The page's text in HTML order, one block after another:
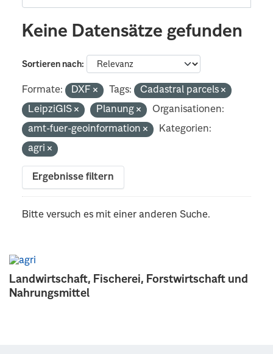
Landwirtschaft, Fischerei, Forstwirtschaft und
Nahrungsmittel
Keine Datensätze gefunden
Sortieren nach
Formate: DXF Tags:
Cadastral parcels
LeipziGIS
Planung
Organisationen:
amt-fuer-geoinformation
Kategorien:
agri
Ergebnisse filtern
Bitte versuch es mit einer anderen Suche.